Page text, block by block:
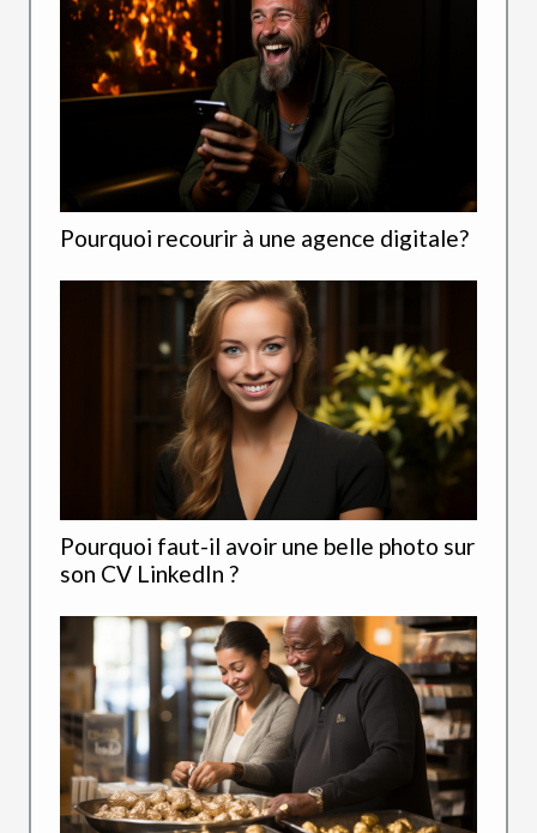
Pourquoi recourir à une agence digitale?
Pourquoi faut-il avoir une belle photo sur
son CV LinkedIn ?